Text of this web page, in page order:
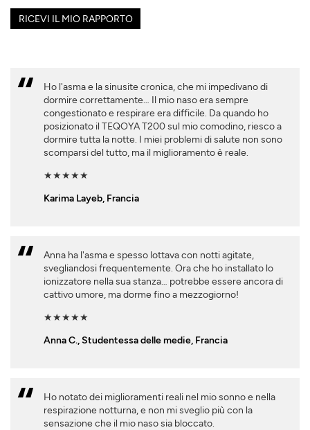
RICEVI IL MIO RAPPORTO
Ho l'asma e la sinusite cronica, che mi impedivano di
dormire correttamente… Il mio naso era sempre
congestionato e respirare era difficile. Da quando ho
posizionato il TEQOYA T200 sul mio comodino, riesco a
dormire tutta la notte. I miei problemi di salute non sono
scomparsi del tutto, ma il miglioramento è reale.
★★★★★
Karima Layeb, Francia
Anna ha l'asma e spesso lottava con notti agitate,
svegliandosi frequentemente. Ora che ho installato lo
ionizzatore nella sua stanza… potrebbe essere ancora di
cattivo umore, ma dorme fino a mezzogiorno!
★★★★★
Anna C., Studentessa delle medie, Francia
Ho notato dei miglioramenti reali nel mio sonno e nella
respirazione notturna, e non mi sveglio più con la
sensazione che il mio naso sia bloccato.